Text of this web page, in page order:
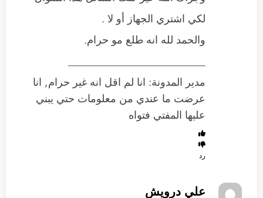
لكي اشتري الجهاز أو لا .
والحمد لله انه طلع مو حرام.
مدير المدونة: انا لم اقل انه غير حرام, انا
عرضت ما عندي من معلومات حتي يبني
عليها المفتي فتواه
رد
علي درويش